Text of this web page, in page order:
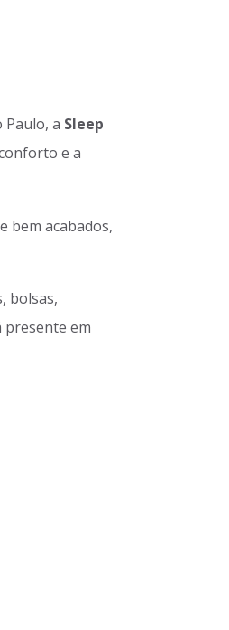
Paulo, a Sleep
e a
bem acabados,
bolsas,
presente em